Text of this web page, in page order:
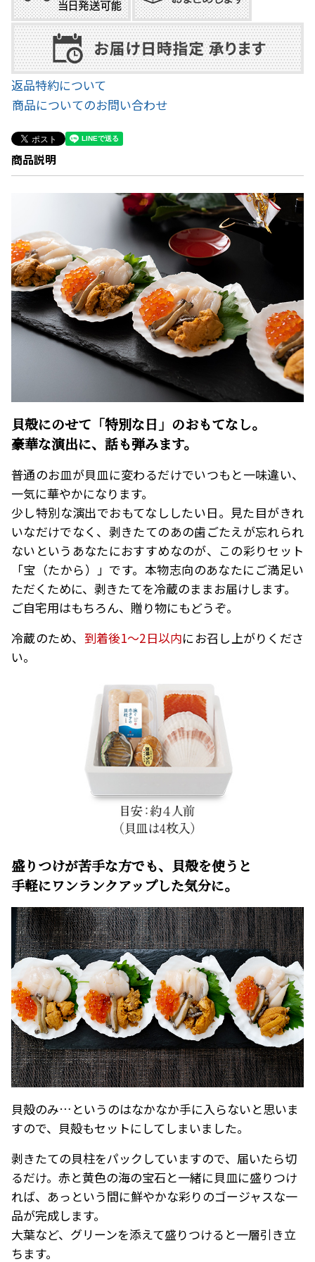
返品特約について
商品についてのお問い合わせ
商品説明
貝殻にのせて「特別な日」のおもてなし。
豪華な演出に、話も弾みます。
普通のお皿が貝皿に変わるだけでいつもと一味違い、
一気に華やかになります。
少し特別な演出でおもてなししたい日。見た目がきれ
いなだけでなく、剥きたてのあの歯ごたえが忘れられ
ないというあなたにおすすめなのが、この彩りセット
「宝（たから）」です。本物志向のあなたにご満足い
ただくために、剥きたてを冷蔵のままお届けします。
ご自宅用はもちろん、贈り物にもどうぞ。
冷蔵のため、 到着後1～2日以内にお召し上がりくださ
い。
盛りつけが苦手な方でも、貝殻を使うと
手軽にワンランクアップした気分に。
貝殻のみ…というのはなかなか手に入らないと思いま
すので、貝殻もセットにしてしまいました。
剥きたての貝柱をパックしていますので、届いたら切
るだけ。赤と黄色の海の宝石と一緒に貝皿に盛りつけ
れば、あっという間に鮮やかな彩りのゴージャスな一
品が完成します。
大葉など、グリーンを添えて盛りつけると一層引き立
ちます。